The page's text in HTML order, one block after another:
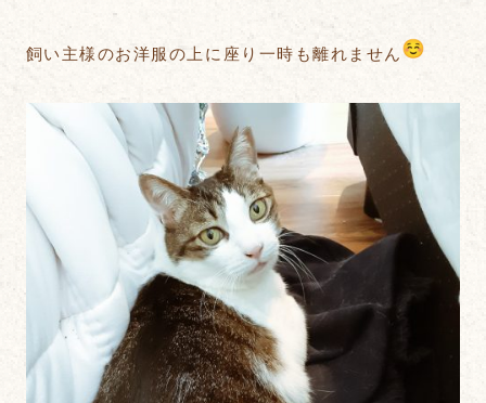
飼い主様のお洋服の上に座り一時も離れません